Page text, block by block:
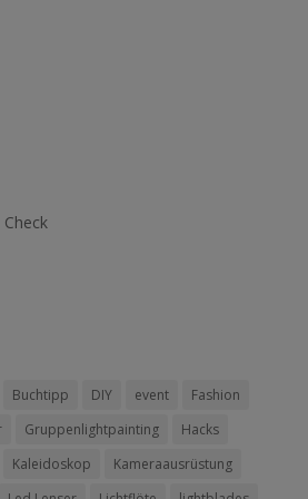
Buchtipp DIY event
Fashion
Gruppenlightpainting
Hacks
Kaleidoskop
Kameraausrüstung